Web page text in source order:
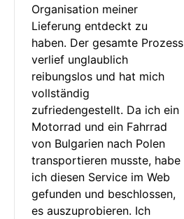
Organisation meiner
Lieferung entdeckt zu
haben. Der gesamte Prozess
verlief unglaublich
reibungslos und hat mich
vollständig
zufriedengestellt. Da ich ein
Motorrad und ein Fahrrad
von Bulgarien nach Polen
transportieren musste, habe
ich diesen Service im Web
gefunden und beschlossen,
es auszuprobieren. Ich